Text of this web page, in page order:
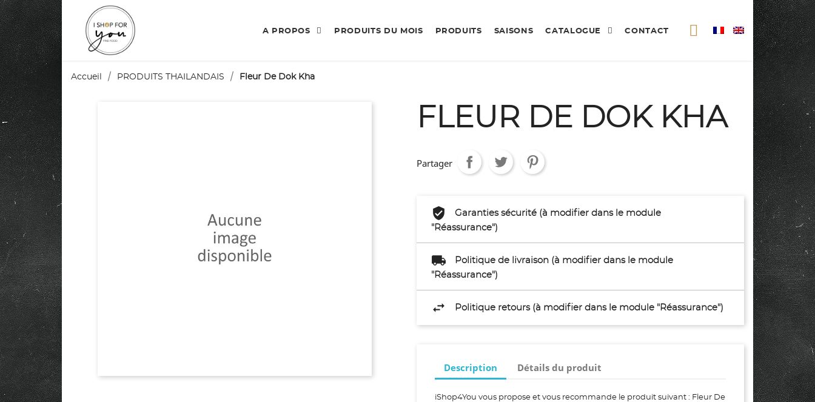
A PROPOS PRODUITS DU MOIS PRODUITS SAISONS CATALOGUE CONTACT
Accueil PRODUITS THAILANDAIS Fleur De Dok Kha
FLEUR DE DOK KHA
Partager
Garanties sécurité (à modifier dans le module
"Réassurance")
Politique de livraison (à modifier dans le module
"Réassurance")
Politique retours (à modifier dans le module "Réassurance")
Description Détails du produit
iShop4You vous propose et vous recommande le produit suivant : Fleur De